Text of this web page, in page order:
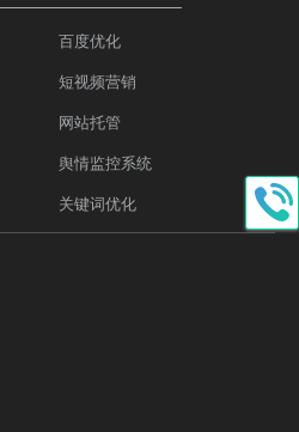
百度优化
短视频营销
网站托管
舆情监控系统
关键词优化